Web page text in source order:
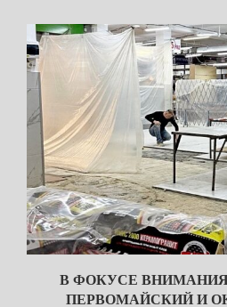
В ФОКУСЕ
ПЕРВОМАЙСКИЙ И